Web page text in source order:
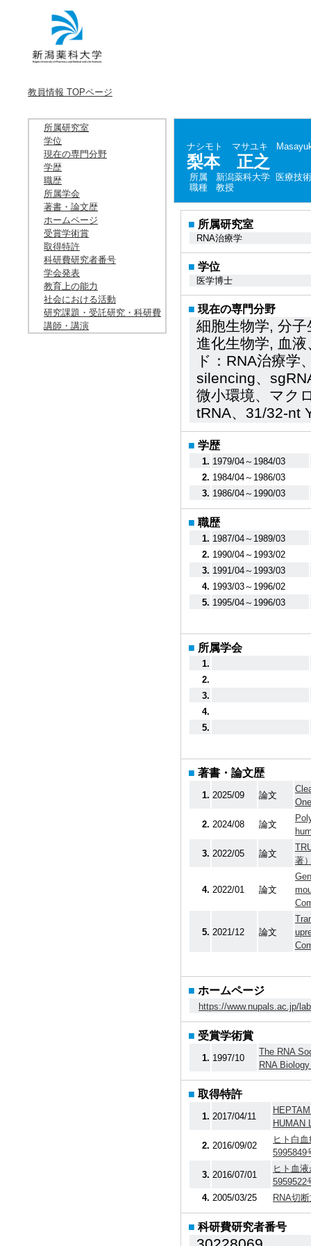
教員情報 TOPページ
所属研究室
学位
現在の専門分野
学歴
職歴
所属学会
著書・論文歴
ホームページ
受賞学術賞
取得特許
科研費研究者番号
学会発表
教育上の能力
社会における活動
研究課題・受託研究・科研費
講師・講演
ナシモト マサユキ
梨本 正之
所属
新潟薬科大学 医療技
職種
教授
■ 所属研究室
RNA治療学
■ 学位
医学博士
■ 現在の専門分野
細胞生物学, 分
進化生物学, 血
ド：RNA治療学
silencing、
微小環境、マク
tRNA、31/32-nt
■ 学歴
1. 1979/04～1984/03
2. 1984/04～1986/03
3. 1986/04～1990/03
■ 職歴
1. 1987/04～1989/03
2. 1990/04～1993/02
3. 1991/04～1993/03
4. 1993/03～1996/02
5. 1995/04～1996/03
■ 所属学会
1.
2.
3.
4.
5.
■ 著書・論文歴
1. 2025/09 論文
2. 2024/08 論文
3. 2022/05 論文
著
4. 2022/01 論文
5. 2021/12 論文
■ ホームページ
https://www.nupals.ac.jp/
■ 受賞学術賞
1. 1997/10
The RNA
RNA
■ 取得特許
1. 2017/04/11
HUMAN
2. 2016/09/02
ヒト白
5995849
3. 2016/07/01
ヒト血
5959522
4. 2005/03/25 RNA切
■ 科研費研究者番号